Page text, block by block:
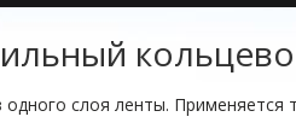
одного слоя ленты.